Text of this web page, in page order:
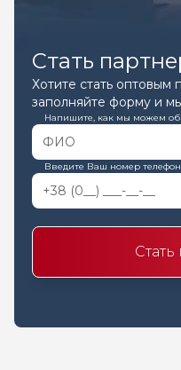
Стать
Хотите стать оптовым
заполняйте форму и
Напишите, как мы можем
Введите Ваш номер